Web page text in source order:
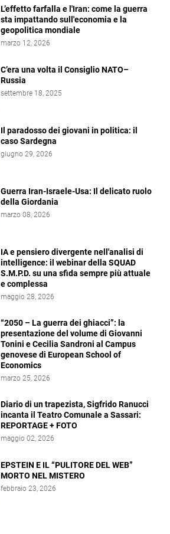
L’effetto farfalla e l'Iran: come la guerra
sta impattando sull'economia e la
geopolitica mondiale
marzo 12, 2026
C’era una volta il Consiglio NATO–
Russia
settembre 18, 2025
Il paradosso dei giovani in politica: il
caso Sardegna
giugno 29, 2026
Guerra Iran-Israele-Usa: Il delicato ruolo
della Giordania
marzo 08, 2026
IA e pensiero divergente nell'analisi di
intelligence: il webinar della SQUAD
S.M.P.D. su una sfida sempre più attuale
e complessa
maggio 28, 2026
“2050 – La guerra dei ghiacci”: la
presentazione del volume di Giovanni
Tonini e Cecilia Sandroni al Campus
genovese di European School of
Economics
marzo 25, 2026
Diario di un trapezista, Sigfrido Ranucci
incanta il Teatro Comunale a Sassari:
REPORTAGE + FOTO
maggio 02, 2026
EPSTEIN E IL “PULITORE DEL WEB”
MORTO NEL MISTERO
febbraio 23, 2026